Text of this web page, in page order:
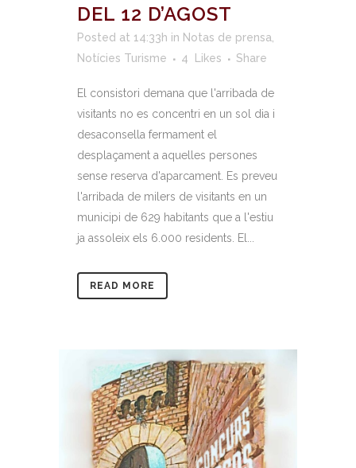
DEL 12 D’AGOST
Posted at 14:33h in Notas de prensa
Notícies Turisme
4 Likes Share
El consistori demana que l'arribada de
visitants no es concentri en un sol dia i
desaconsella fermament el
desplaçament a aquelles persones
sense reserva d'aparcament. Es preveu
l'arribada de milers de visitants en un
municipi de 629 habitants que a l'estiu
ja assoleix els 6.000 residents. El...
READ MORE